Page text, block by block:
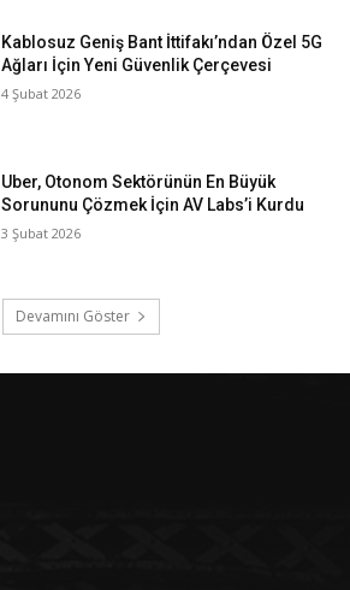
Kablosuz Geniş Bant İttifakı’ndan Özel 5G
Ağları İçin Yeni Güvenlik Çerçevesi
4 Şubat 2026
Uber, Otonom Sektörünün En Büyük
Sorununu Çözmek İçin AV Labs’i Kurdu
3 Şubat 2026
Devamını Göster